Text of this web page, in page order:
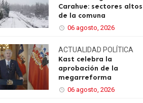
Carahue: sectores altos
de la comuna
06 agosto, 2026
ACTUALIDAD POLÍTICA
Kast celebra la
aprobación de la
megarreforma
06 agosto, 2026